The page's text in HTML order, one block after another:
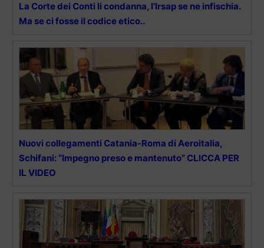
La Corte dei Conti li condanna, l’Irsap se ne infischia.
Ma se ci fosse il codice etico..
Nuovi collegamenti Catania-Roma di Aeroitalia,
Schifani: “Impegno preso e mantenuto” CLICCA PER
IL VIDEO